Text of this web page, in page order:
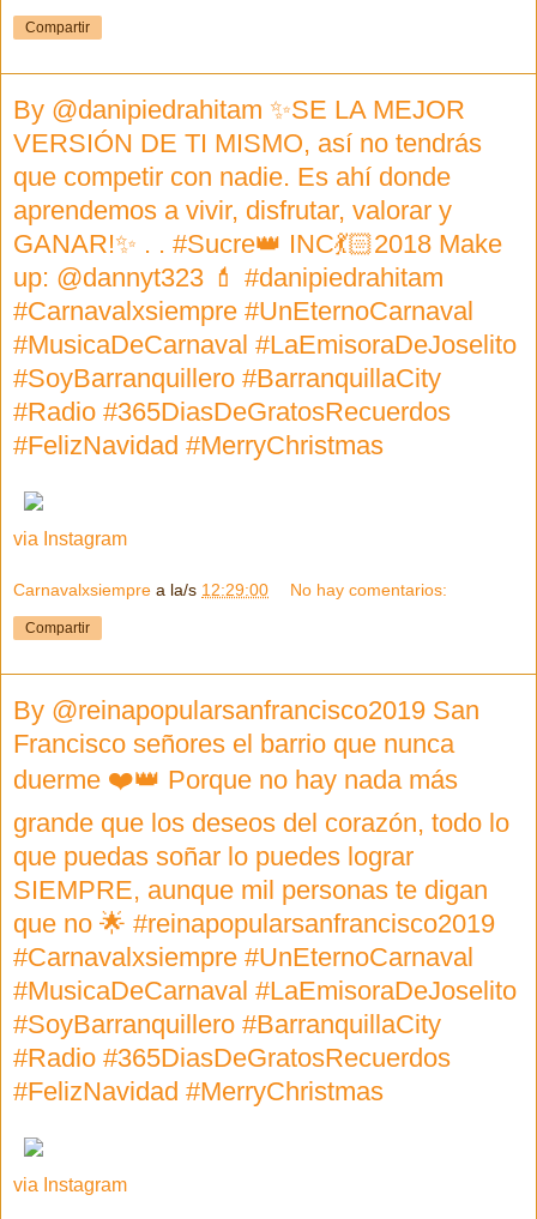
Compartir
By @danipiedrahitam ✨SE LA MEJOR
VERSIÓN DE TI MISMO, así no tendrás
que competir con nadie. Es ahí donde
aprendemos a vivir, disfrutar, valorar y
GANAR!✨ . . #Sucre👑 INC💃🏻2018 Make
up: @dannyt323 💄 #danipiedrahitam
#Carnavalxsiempre #UnEternoCarnaval
#MusicaDeCarnaval #LaEmisoraDeJoselito
#SoyBarranquillero #BarranquillaCity
#Radio #365DiasDeGratosRecuerdos
#FelizNavidad #MerryChristmas
via Instagram
Carnavalxsiempre a la/s 12:29:00 No hay comentarios:
Compartir
By @reinapopularsanfrancisco2019 San
Francisco señores el barrio que nunca
duerme ❤️👑 Porque no hay nada más
grande que los deseos del corazón, todo lo
que puedas soñar lo puedes lograr
SIEMPRE, aunque mil personas te digan
que no 🌟 #reinapopularsanfrancisco2019
#Carnavalxsiempre #UnEternoCarnaval
#MusicaDeCarnaval #LaEmisoraDeJoselito
#SoyBarranquillero #BarranquillaCity
#Radio #365DiasDeGratosRecuerdos
#FelizNavidad #MerryChristmas
via Instagram